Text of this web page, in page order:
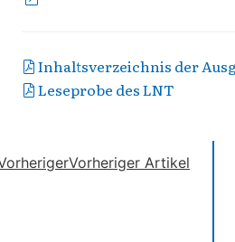
Inhaltsverzeichnis der
Leseprobe des LNT
Vorheriger Artikel